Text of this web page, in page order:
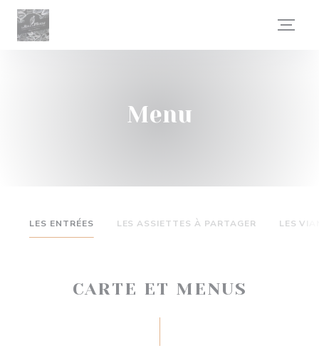
Personalizzazione delle tue scelte sui cookie
Menu
LES ENTRÉES LES ASSIETTES À PARTAGER LES
CARTE ET MENUS